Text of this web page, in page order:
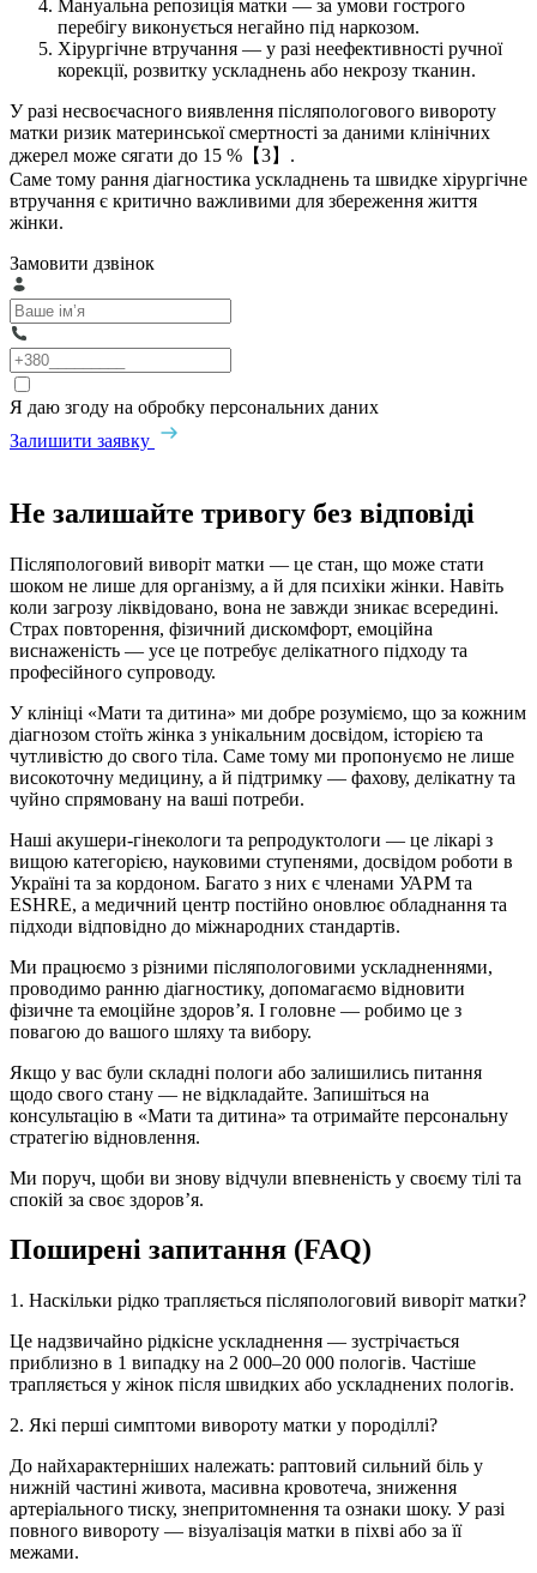
Мануальна репозиція матки — за умови гострого
перебігу виконується негайно під наркозом.
Хірургічне втручання — у разі неефективності ручної
корекції, розвитку ускладнень або некрозу тканин.
У разі несвоєчасного виявлення післяпологового вивороту
матки ризик материнської смертності за даними клінічних
джерел може сягати до 15 %【3】.
Саме тому рання діагностика ускладнень та швидке хірургічне
втручання є критично важливими для збереження життя
жінки.
Замовити дзвінок
Я даю згоду на обробку персональних даних
Залишити заявку
Не залишайте тривогу без відповіді
Післяпологовий виворіт матки — це стан, що може стати
шоком не лише для організму, а й для психіки жінки. Навіть
коли загрозу ліквідовано, вона не завжди зникає всередині.
Страх повторення, фізичний дискомфорт, емоційна
виснаженість — усе це потребує делікатного підходу та
професійного супроводу.
У клініці «Мати та дитина» ми добре розуміємо, що за кожним
діагнозом стоїть жінка з унікальним досвідом, історією та
чутливістю до свого тіла. Саме тому ми пропонуємо не лише
високоточну медицину, а й підтримку — фахову, делікатну та
чуйно спрямовану на ваші потреби.
Наші акушери-гінекологи та репродуктологи — це лікарі з
вищою категорією, науковими ступенями, досвідом роботи в
Україні та за кордоном. Багато з них є членами УАРМ та
ESHRE, а медичний центр постійно оновлює обладнання та
підходи відповідно до міжнародних стандартів.
Ми працюємо з різними післяпологовими ускладненнями,
проводимо ранню діагностику, допомагаємо відновити
фізичне та емоційне здоров’я. І головне — робимо це з
повагою до вашого шляху та вибору.
Якщо у вас були складні пологи або залишились питання
щодо свого стану — не відкладайте. Запишіться на
консультацію в «Мати та дитина» та отримайте персональну
стратегію відновлення.
Ми поруч, щоби ви знову відчули впевненість у своєму тілі та
спокій за своє здоров’я.
Поширені запитання (FAQ)
1. Наскільки рідко трапляється післяпологовий виворіт матки?
Це надзвичайно рідкісне ускладнення — зустрічається
приблизно в 1 випадку на 2 000–20 000 пологів. Частіше
трапляється у жінок після швидких або ускладнених пологів.
2. Які перші симптоми вивороту матки у породіллі?
До найхарактерніших належать: раптовий сильний біль у
нижній частині живота, масивна кровотеча, зниження
артеріального тиску, знепритомнення та ознаки шоку. У разі
повного вивороту — візуалізація матки в піхві або за її
межами.